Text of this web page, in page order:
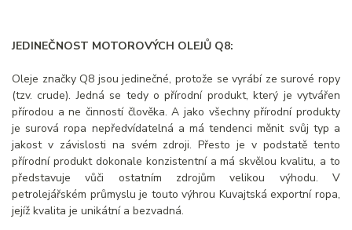
JEDINEČNOST MOTOROVÝCH OLEJŮ Q8:
Oleje značky Q8 jsou jedinečné, protože se vyrábí ze surové ropy
(tzv. crude). Jedná se tedy o přírodní produkt, který je vytvářen
přírodou a ne činností člověka. A jako všechny přírodní produkty
je surová ropa nepředvídatelná a má tendenci měnit svůj typ a
jakost v závislosti na svém zdroji. Přesto je v podstatě tento
přírodní produkt dokonale konzistentní a má skvělou kvalitu, a to
představuje vůči ostatním zdrojům velikou výhodu. V
petrolejářském průmyslu je touto výhrou Kuvajtská exportní ropa,
jejíž kvalita je unikátní a bezvadná.